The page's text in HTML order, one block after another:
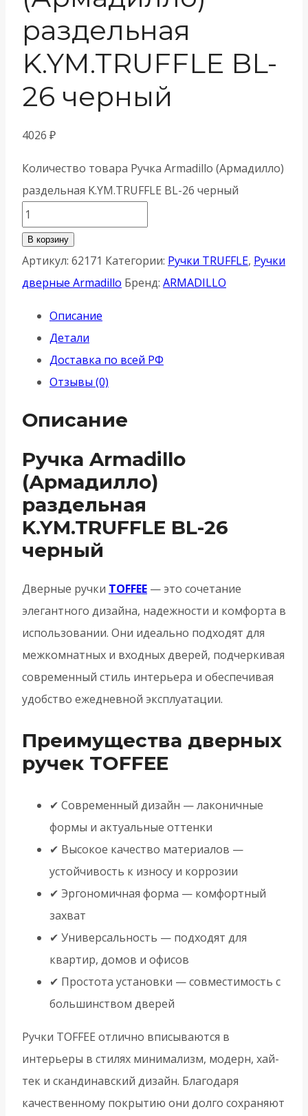
раздельная
K.YM.TRUFFLE BL-
26 черный
4026 ₽
Количество товара Ручка Armadillo (Армадилло)
раздельная K.YM.TRUFFLE BL-26 черный
В корзину
Артикул: 62171 Категории: Ручки TRUFFLE, Ручки
дверные Armadillo Бренд: ARMADILLO
Описание
Детали
Доставка по всей РФ
Отзывы (0)
Описание
Ручка Armadillo
(Армадилло)
раздельная
K.YM.TRUFFLE BL-26
черный
Дверные ручки TOFFEE — это сочетание
элегантного дизайна, надежности и комфорта в
использовании. Они идеально подходят для
межкомнатных и входных дверей, подчеркивая
современный стиль интерьера и обеспечивая
удобство ежедневной эксплуатации.
Преимущества дверных
ручек TOFFEE
✔ Современный дизайн — лаконичные
формы и актуальные оттенки
✔ Высокое качество материалов —
устойчивость к износу и коррозии
✔ Эргономичная форма — комфортный
захват
✔ Универсальность — подходят для
квартир, домов и офисов
✔ Простота установки — совместимость с
большинством дверей
Ручки TOFFEE отлично вписываются в
интерьеры в стилях минимализм, модерн, хай-
тек и скандинавский дизайн. Благодаря
качественному покрытию они долго сохраняют